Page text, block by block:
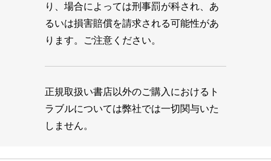
り、場合によっては刑事罰が科され、あ
るいは損害賠償を請求される可能性があ
ります。ご注意ください。
正規取扱い書店以外のご購入におけるト
ラブルについては弊社では一切関与いた
しません。